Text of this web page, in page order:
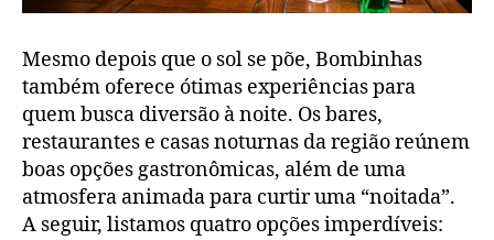
Mesmo depois que o sol se põe, Bombinhas
também oferece ótimas experiências para
quem busca diversão à noite. Os bares,
restaurantes e casas noturnas da região reúnem
boas opções gastronômicas, além de uma
atmosfera animada para curtir uma “noitada”.
A seguir, listamos quatro opções imperdíveis: